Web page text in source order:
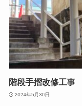
階段手摺改修工
2024年5月30日